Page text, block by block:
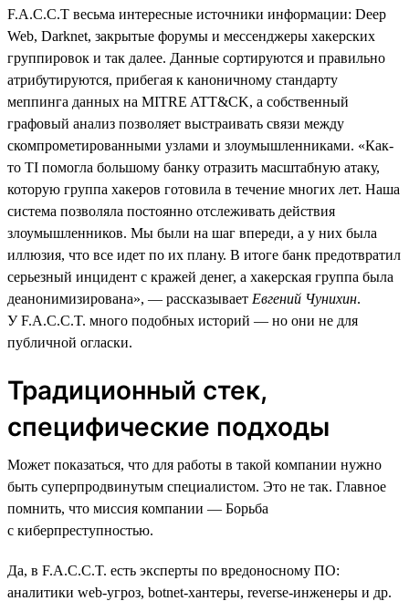
F.A.C.C.T весьма интересные источники информации: Deep
Web, Darknet, закрытые форумы и мессенджеры хакерских
группировок и так далее. Данные сортируются и правильно
атрибутируются, прибегая к каноничному стандарту
меппинга данных на MITRE ATT&CK, а собственный
графовый анализ позволяет выстраивать связи между
скомпрометированными узлами и злоумышленниками. «Как-
то TI помогла большому банку отразить масштабную атаку,
которую группа хакеров готовила в течение многих лет. Наша
система позволяла постоянно отслеживать действия
злоумышленников. Мы были на шаг впереди, а у них была
иллюзия, что все идет по их плану. В итоге банк предотвратил
серьезный инцидент с кражей денег, а хакерская группа была
деанонимизирована», — рассказывает Евгений Чунихин.
У F.A.C.C.T. много подобных историй — но они не для
публичной огласки.
Традиционный стек,
специфические подходы
Может показаться, что для работы в такой компании нужно
быть суперпродвинутым специалистом. Это не так. Главное
помнить, что миссия компании — Борьба
с киберпреступностью.
Да, в F.A.C.C.T. есть эксперты по вредоносному ПО:
аналитики web-угроз, botnet-хантеры, reverse-инженеры и др.